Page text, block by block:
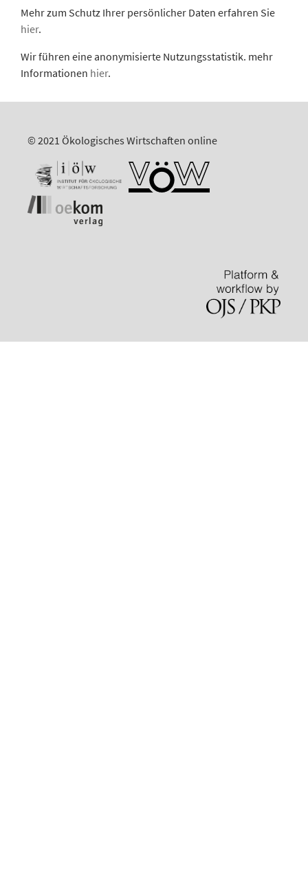
Mehr zum Schutz Ihrer persönlicher Daten erfahren Sie
hier.
Wir führen eine anonymisierte Nutzungsstatistik. mehr
Informationen hier.
© 2021 Ökologisches Wirtschaften online